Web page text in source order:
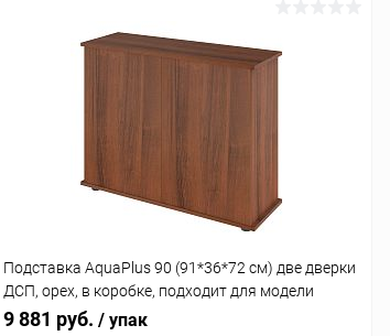
В корзину
Подставка AquaPlus 90 (91*36*72 см) две дверки
ДСП, орех, в коробке, подходит для модели
аквариума LUX П150
9 881 руб. / упак